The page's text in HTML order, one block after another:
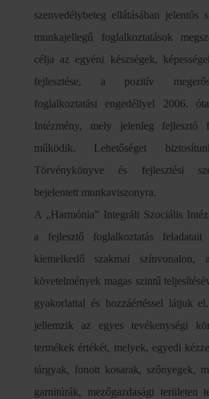
szenvedélybeteg ellátásában jelentős
munkajellegű foglalkoztatások
célja az egyéni készségek,
fejlesztése, a pozitív
foglalkoztatási engedéllyel 2006.
Intézmény, mely jelenleg fejlesztő
működik. Lehetőséget
Törvénykönyve és fejlesztési
bejelentett munkaviszonyra.
A „Harmónia” Integrált Szociális
a fejlesztő foglalkoztatás feladatait
kiemelkedő szakmai színvonalon,
követelmények magas szintű
gyakorlattal és hozzáértéssel látjuk
jellemzik az egyes tevékenységi
termékek értékét, melyek, egyedi
tárgyak, fonott kosarak, szőnyegek,
garnitúrák, mezőgazdasági területen